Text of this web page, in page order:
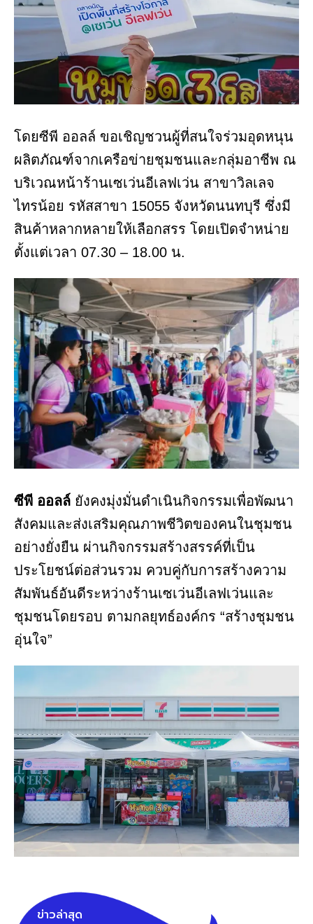
โดยซีพี ออลล์ ขอเชิญชวนผู้ที่สนใจร่วมอุดหนุน
ผลิตภัณฑ์จากเครือข่ายชุมชนและกลุ่มอาชีพ ณ
บริเวณหน้าร้านเซเว่นอีเลฟเว่น สาขาวิลเลจ
ไทรน้อย รหัสสาขา 15055 จังหวัดนนทบุรี ซึ่งมี
สินค้าหลากหลายให้เลือกสรร โดยเปิดจำหน่าย
ตั้งแต่เวลา 07.30 – 18.00 น.
ซีพี ออลล์ ยังคงมุ่งมั่นดำเนินกิจกรรมเพื่อพัฒนา
สังคมและส่งเสริมคุณภาพชีวิตของคนในชุมชน
อย่างยั่งยืน ผ่านกิจกรรมสร้างสรรค์ที่เป็น
ประโยชน์ต่อส่วนรวม ควบคู่กับการสร้างความ
สัมพันธ์อันดีระหว่างร้านเซเว่นอีเลฟเว่นและ
ชุมชนโดยรอบ ตามกลยุทธ์องค์กร “สร้างชุมชน
อุ่นใจ”
ข่าวล่าสุด